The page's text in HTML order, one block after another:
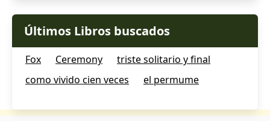
Últimos Libros buscados
Fox Ceremony
triste solitario y final
como vivido cien veces
el permume